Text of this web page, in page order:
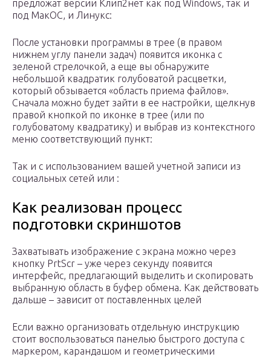
предложат версии Клип2нет как под Windows, так и
под МакОС, и Линукс:
После установки программы в трее (в правом
нижнем углу панели задач) появится иконка с
зеленой стрелочкой, а еще вы обнаружите
небольшой квадратик голубоватой расцветки,
который обзывается «область приема файлов».
Сначала можно будет зайти в ее настройки, щелкнув
правой кнопкой по иконке в трее (или по
голубоватому квадратику) и выбрав из контекстного
меню соответствующий пункт:
Так и с использованием вашей учетной записи из
социальных сетей или :
Как реализован процесс
подготовки скриншотов
Захватывать изображение с экрана можно через
кнопку PrtScr – уже через секунду появится
интерфейс, предлагающий выделить и скопировать
выбранную область в буфер обмена. Как действовать
дальше – зависит от поставленных целей
Если важно организовать отдельную инструкцию
стоит воспользоваться панелью быстрого доступа с
маркером, карандашом и геометрическими